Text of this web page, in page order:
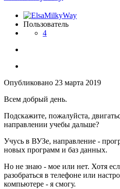
Пользователь
4
Опубликовано 23 марта 2019
Всем добрый день.
Подскажите, пожалуйста,
направлении учебы дальше?
Учусь в ВУЗе, направление -
новых программ и баз данных.
Но не знаю - мое или нет. Хотя
разобраться в телефоне или
компьютере - я смогу.